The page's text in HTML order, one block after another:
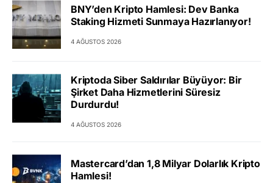
BNY’den Kripto Hamlesi: Dev Banka
Staking Hizmeti Sunmaya Hazırlanıyor!
4 AĞUSTOS 2026
Kriptoda Siber Saldırılar Büyüyor: Bir
Şirket Daha Hizmetlerini Süresiz
Durdurdu!
4 AĞUSTOS 2026
Mastercard’dan 1,8 Milyar Dolarlık Kripto
Hamlesi!